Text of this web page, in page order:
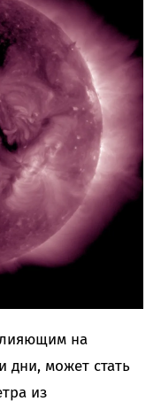
на
дни, может стать
из